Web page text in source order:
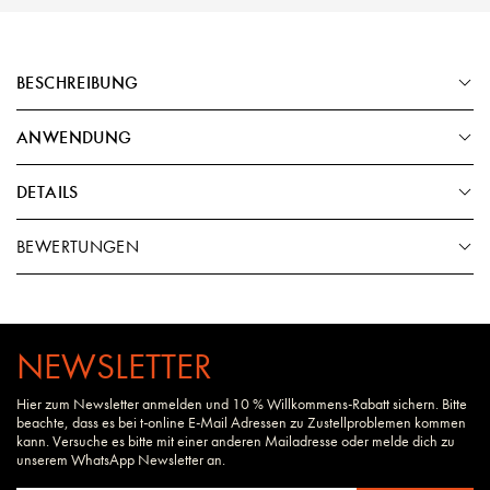
BESCHREIBUNG
ANWENDUNG
DETAILS
BEWERTUNGEN
NEWSLETTER
Hier zum Newsletter anmelden und 10 % Willkommens-Rabatt sichern. Bitte
beachte, dass es bei t-online E-Mail Adressen zu Zustellproblemen kommen
kann. Versuche es bitte mit einer anderen Mailadresse oder melde dich zu
unserem WhatsApp Newsletter an.